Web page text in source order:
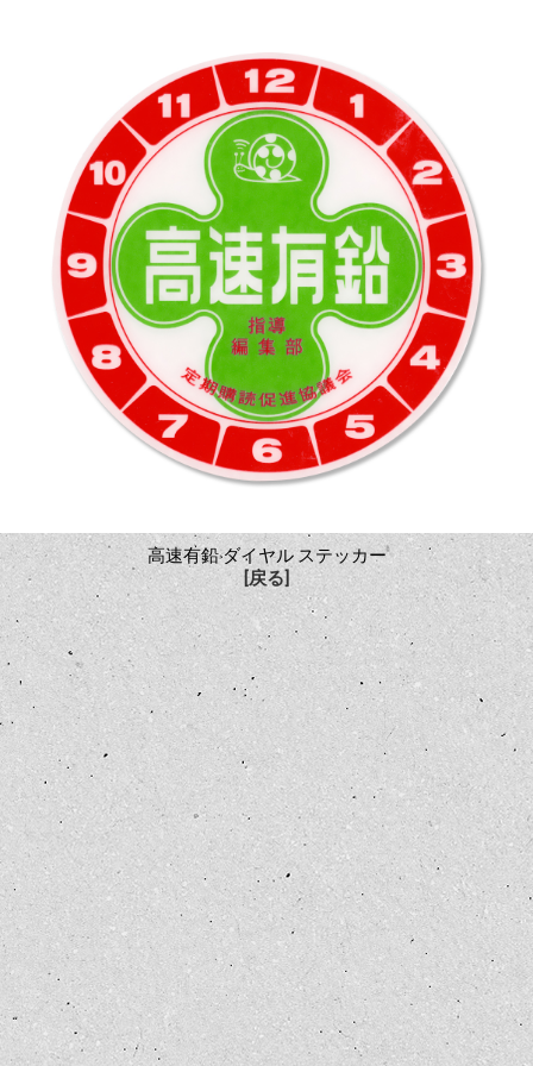
高速有鉛 ダイヤル ステッカー
[戻る]